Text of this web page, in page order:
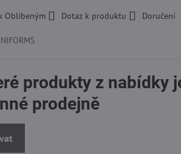
Oblíbeným Dotaz k produktu Doručení
produkty z nabídky
prodejně